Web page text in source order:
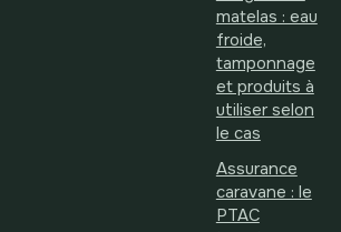
matelas : eau
froide,
tamponnage
et produits à
utiliser selon
le cas
Assurance
caravane : le
PTAC